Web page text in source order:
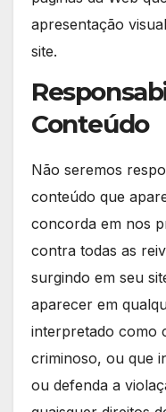
apresentação
site.
Conteúdo
Não seremos
conteúdo que
concorda em nos
contra todas as
surgindo em seu
aparecer em
interpretado como
criminoso, ou que
ou defenda a